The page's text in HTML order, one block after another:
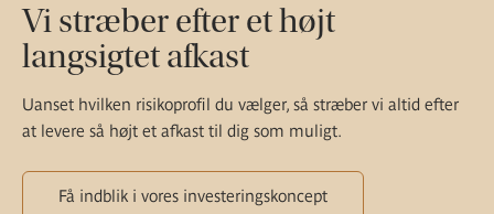
Vi stræber efter et højt
langsigtet afkast
Uanset hvilken risikoprofil du vælger, så stræber vi altid efter
at levere så højt et afkast til dig som muligt.
Få indblik i vores investeringskoncept